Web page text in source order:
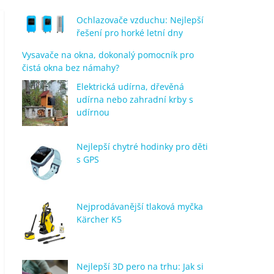
Ochlazovače vzduchu: Nejlepší
řešení pro horké letní dny
Vysavače na okna, dokonalý pomocník pro
čistá okna bez námahy?
Elektrická udírna, dřevěná
udírna nebo zahradní krby s
udírnou
Nejlepší chytré hodinky pro děti
s GPS
Nejprodávanější tlaková myčka
Kärcher K5
Nejlepší 3D pero na trhu: Jak si